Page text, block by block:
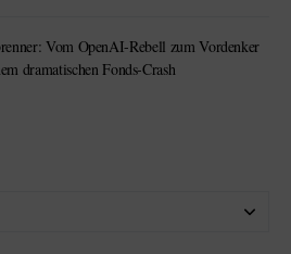
Vom OpenAI-Rebell zum Vordenker
dramatischen Fonds-Crash